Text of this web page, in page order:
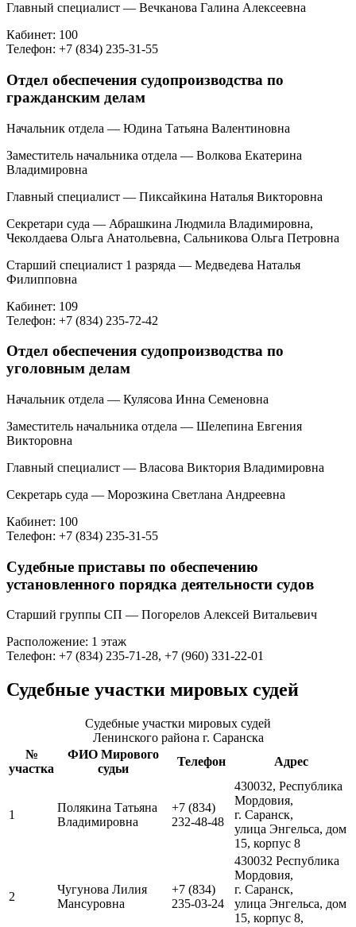
Главный специалист — Вечканова Галина Алексеевна
Кабинет: 100
Телефон: +7 (834) 235-31-55
Отдел обеспечения судопроизводства по
гражданским делам
Начальник отдела — Юдина Татьяна Валентиновна
Заместитель начальника отдела — Волкова Екатерина
Владимировна
Главный специалист — Пиксайкина Наталья Викторовна
Секретари суда — Абрашкина Людмила Владимировна,
Чеколдаева Ольга Анатольевна, Сальникова Ольга Петровна
Старший специалист 1 разряда — Медведева Наталья
Филипповна
Кабинет: 109
Телефон: +7 (834) 235-72-42
Отдел обеспечения судопроизводства по
уголовным делам
Начальник отдела — Кулясова Инна Семеновна
Заместитель начальника отдела — Шелепина Евгения
Викторовна
Главный специалист — Власова Виктория Владимировна
Секретарь суда — Морозкина Светлана Андреевна
Кабинет: 100
Телефон: +7 (834) 235-31-55
Судебные приставы по обеспечению
установленного порядка деятельности судов
Старший группы СП — Погорелов Алексей Витальевич
Расположение: 1 этаж
Телефон: +7 (834) 235-71-28, +7 (960) 331-22-01
Судебные участки мировых судей
Судебные участки мировых судей
Ленинского района г. Саранска
№
участка
ФИО Мирового
судьи
Телефон Адрес
1
Полякина Татьяна
Владимировна
+7 (834)
232-48-48
430032, Республика
Мордовия,
г. Саранск,
улица Энгельса, дом
15, корпус 8
2
Чугунова Лилия
Мансуровна
+7 (834)
235-03-24
430032 Республика
Мордовия,
г. Саранск,
улица Энгельса, дом
15, корпус 8,